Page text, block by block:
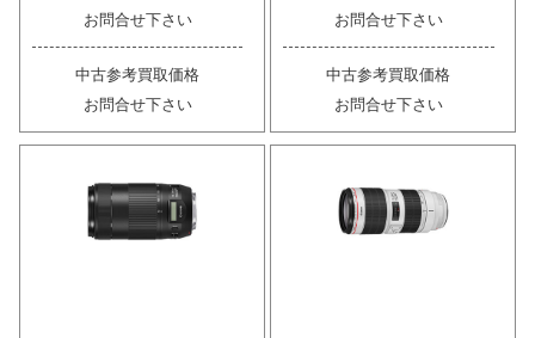
お問合せ下さい
中古参考買取価格
お問合せ下さい
お問合せ下さい
中古参考買取価格
お問合せ下さい